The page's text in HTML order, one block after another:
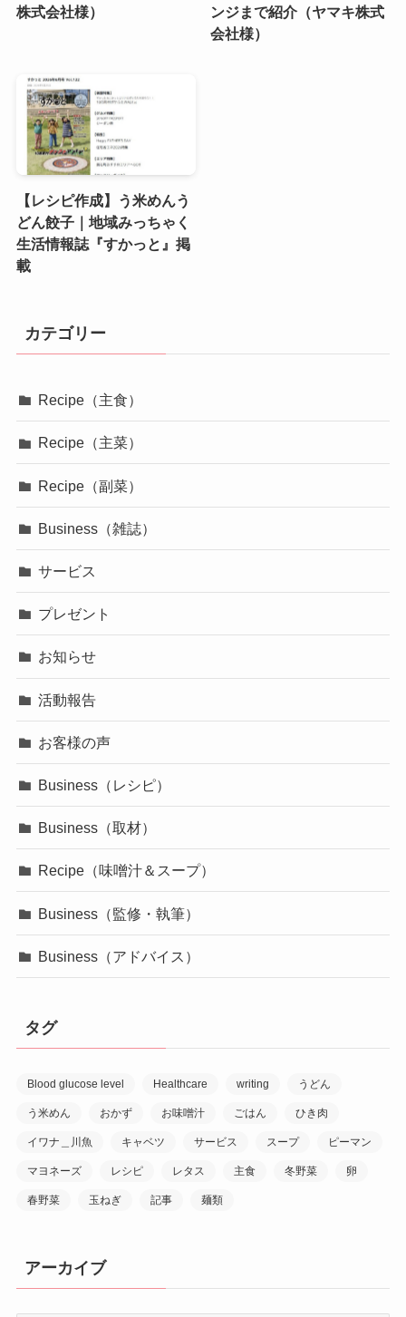
株式会社様）
ンジまで紹介（ヤマキ株式
会社様）
【レシピ作成】う米めんう
どん餃子｜地域みっちゃく
生活情報誌『すかっと』掲
載
カテゴリー
Recipe（主食）
Recipe（主菜）
Recipe（副菜）
Business（雑誌）
サービス
プレゼント
お知らせ
活動報告
お客様の声
Business（レシピ）
Business（取材）
Recipe（味噌汁＆スープ）
Business（監修・執筆）
Business（アドバイス）
タグ
Blood glucose level Healthcare writing うどん
う米めん おかず お味噌汁 ごはん ひき肉
イワナ＿川魚 キャベツ サービス スープ ピーマン
マヨネーズ レシピ レタス 主食 冬野菜 卵
春野菜 玉ねぎ 記事 麺類
アーカイブ